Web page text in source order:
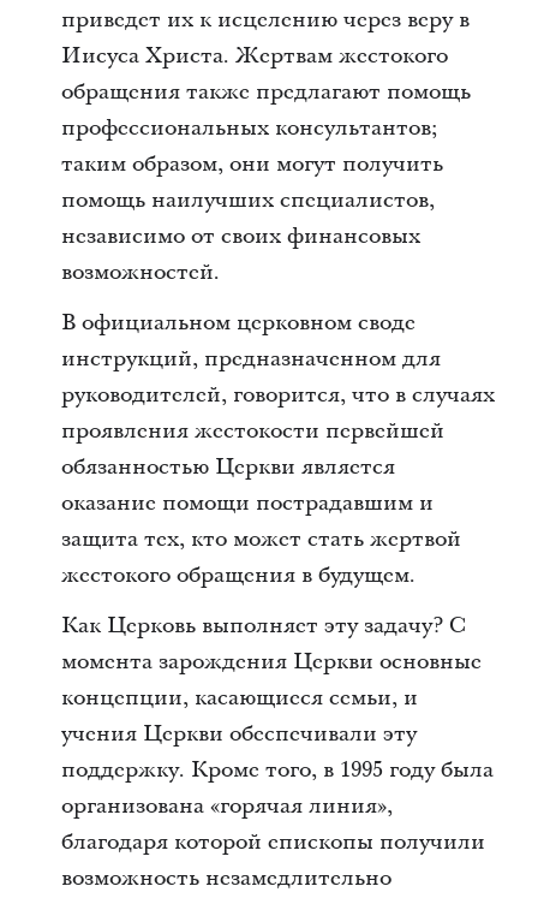
приведет их к исцелению через веру в
Иисуса Христа. Жертвам жестокого
обращения также предлагают помощь
профессиональных консультантов;
таким образом, они могут получить
помощь наилучших специалистов,
независимо от своих финансовых
возможностей.
В официальном церковном своде
инструкций, предназначенном для
руководителей, говорится, что в случаях
проявления жестокости первейшей
обязанностью Церкви является
оказание помощи пострадавшим и
защита тех, кто может стать жертвой
жестокого обращения в будущем.
Как Церковь выполняет эту задачу? С
момента зарождения Церкви основные
концепции, касающиеся семьи, и
учения Церкви обеспечивали эту
поддержку. Кроме того, в 1995 году была
организована «горячая линия»,
благодаря которой епископы получили
возможность незамедлительно